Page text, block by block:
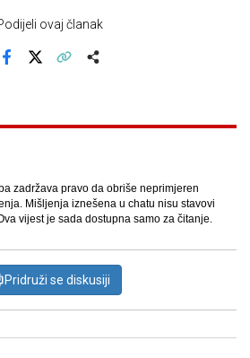
ovaj članak
zadržava pravo da obriše neprimjeren
Mišljenja iznešena u chatu nisu stavovi
vijest je sada dostupna samo za čitanje.
Pridruži se diskusiji